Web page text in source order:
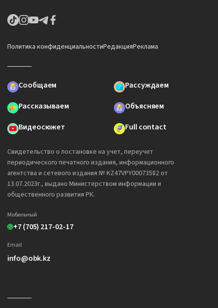
Политика конфиденциальностиРедакцияРеклама
Сообщаем
Рассуждаем
Рассказываем
Объясняем
Видеосюжет
Full contact
Свидетельство о постановке на учет, переучет
периодического печатного издания, информационного
агентства и сетевого издания № KZ47VPY00073582 от
13.07.2023г., выдано Министерством информации и
общественного развития РК.
Мобильный
+7 (705) 217-02-17
Email
info@obk.kz